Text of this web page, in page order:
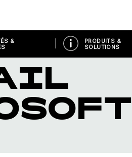
&
PRODUITS &
SOLUTIONS